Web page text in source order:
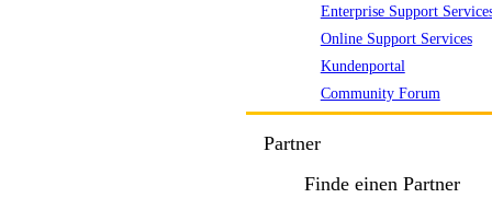
Enterprise Support
Online Support Services
Kundenportal
Community Forum
Partner
Finde einen Partner